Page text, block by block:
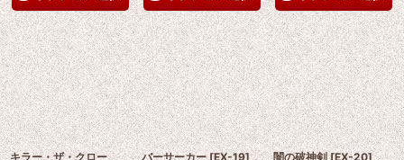
キラー・ザ・クロー
バーサーカー [EX-19]
闇の破神剣 [EX-20]